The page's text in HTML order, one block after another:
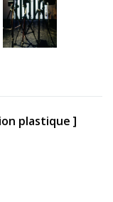
plastique ]